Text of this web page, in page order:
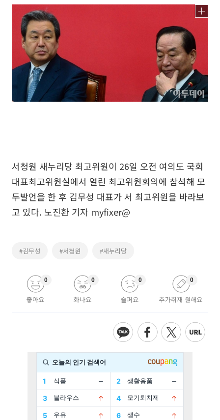
서청원 새누리당 최고위원이 26일 오전 여의도 국회
대표최고위원실에서 열린 최고위원회의에 참석해 모
두발언을 한 후 김무성 대표가 서 최고위원을 바라보
고 있다. 노진환 기자 myfixer@
#김무성 #서청원 #새누리당
좋아요
0
화나요
0
슬퍼요
0
추가취재 원해요
0